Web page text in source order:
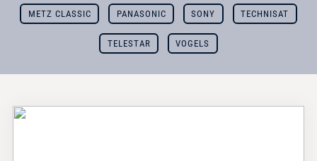
METZ CLASSIC PANASONIC SONY TECHNISAT
TELESTAR VOGELS